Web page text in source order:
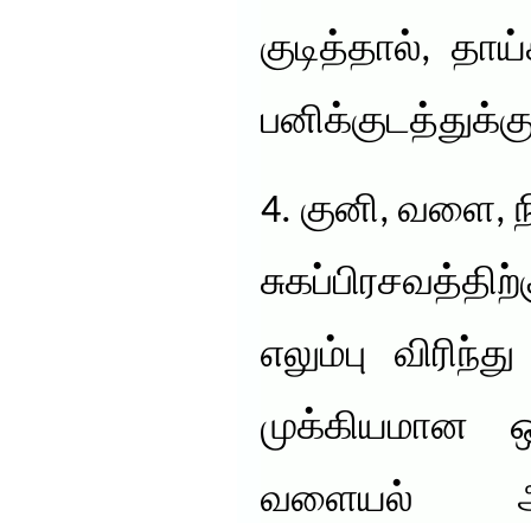
குடித்தால்,
4. குனி, வளை,
எலும்பு
முக்கியமான
வளையல்